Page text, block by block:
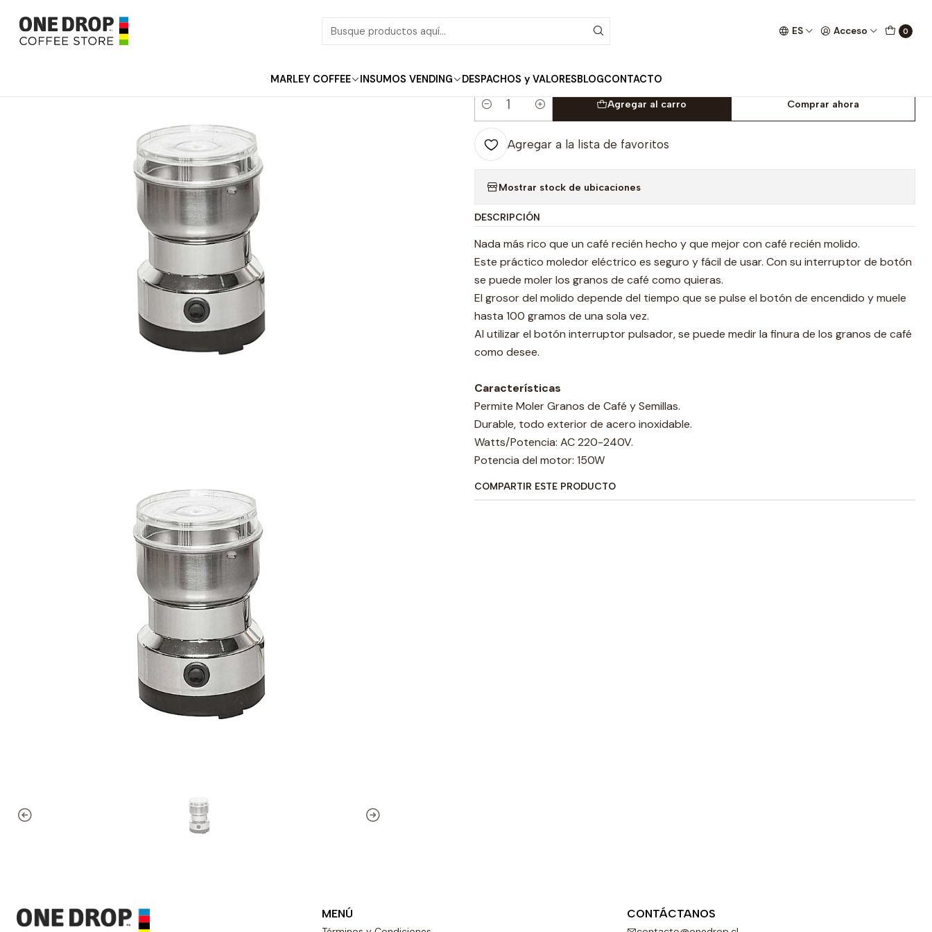
ES Acceso 0
MARLEY COFFEE INSUMOS VENDING DESPACHOS y VALORESBLOGCONTACTO
Inicio Accesorios Café Molinillo Eléctrico para Café
Molinillo Eléctrico para Café
Cantidad
Agregar al carro Comprar ahora
Agregar a la lista de favoritos
Mostrar stock de ubicaciones
DESCRIPCIÓN
Nada más rico que un café recién hecho y que mejor con café recién molido.
Este práctico moledor eléctrico es seguro y fácil de usar. Con su interruptor de botón
se puede moler los granos de café como quieras.
El grosor del molido depende del tiempo que se pulse el botón de encendido y muele
hasta 100 gramos de una sola vez.
Al utilizar el botón interruptor pulsador, se puede medir la finura de los granos de café
como desee.
Características
Permite Moler Granos de Café y Semillas.
Durable, todo exterior de acero inoxidable.
Watts/Potencia: AC 220-240V.
Potencia del motor: 150W
COMPARTIR ESTE PRODUCTO
MENÚ CONTÁCTANOS